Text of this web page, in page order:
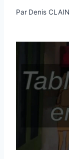
Par Denis CLAIN